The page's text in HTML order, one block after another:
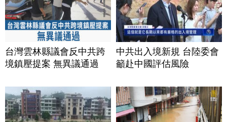
台灣雲林縣議會反中共跨
境鎮壓提案 無異議通過
中共出入境新規 台陸委會
籲赴中國評估風險